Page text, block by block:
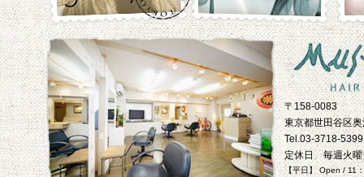
〒158-0083
東京都世田谷区
Tel.03-3718-5399
定休日 毎週火曜
【平日】 Open / 11